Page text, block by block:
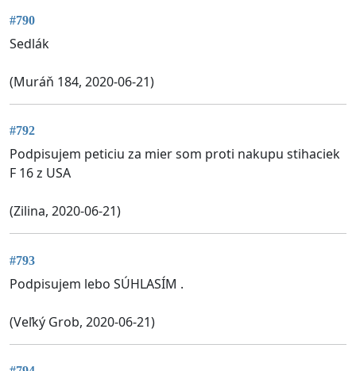
#790
Sedlák
(Muráň 184, 2020-06-21)
#792
Podpisujem peticiu za mier som proti nakupu stihaciek
F 16 z USA
(Zilina, 2020-06-21)
#793
Podpisujem lebo SÚHLASÍM .
(Veľký Grob, 2020-06-21)